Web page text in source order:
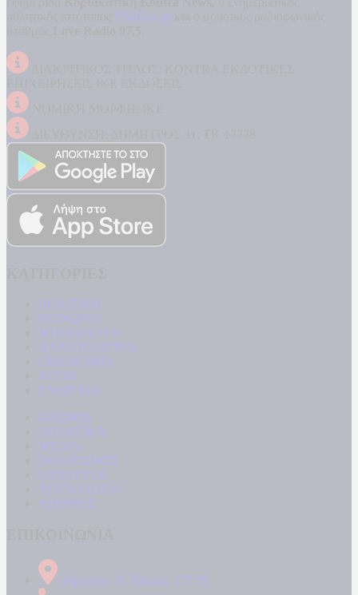
Filathlos.gr
ΠΟΛΙΤΙΚΗ
ΚΟΙΝΩΝΙΑ
ΜΠΟΥΡΛΟΤΟ
ΠΑΡΑΠΟΛΙΤΙΚΑ
ΟΙΚΟΝΟΜΙΑ
ΥΓΕΙΑ
ΕΝΕΡΓΕΙΑ
ΚΟΣΜΟΣ
ΑΘΛΗΤΙΚΑ
MEDIA
ΠΟΛΙΤΙΣΜΟΣ
LIFESTYLE
ΤΕΧΝΟΛΟΓΙΑ
ΑΠΟΨΕΙΣ
Δήμητρος 31 Ταύρος, 177 78